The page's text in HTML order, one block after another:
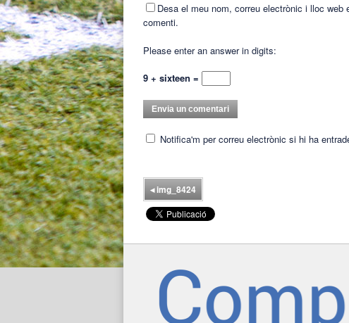
Desa el meu nom, correu electrònic i lloc
comenti.
Please enter an answer in digits:
9 + sixteen =
Notifica'm per correu electrònic si hi ha
◂img_8424